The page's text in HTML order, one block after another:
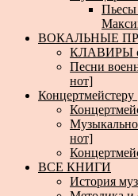
Пьесы
ВОКАЛЬНЫЕ
КЛАВИРЫ
Песни
нот]
нот]
ВСЕ КНИГИ
История